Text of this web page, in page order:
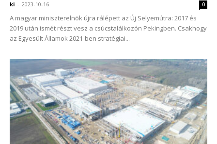
ki - 2023-10-16 0
A magyar miniszterelnök újra rálépett az Új Selyemútra: 2017 és
2019 után ismét részt vesz a csúcstalálkozón Pekingben. Csakhogy
az Egyesült Államok 2021-ben stratégiai...